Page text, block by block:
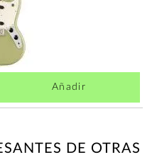
Añadir
DE OTRAS